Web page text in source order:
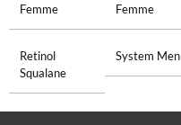
Femme
Femme
Retinol
Squalane
System Men